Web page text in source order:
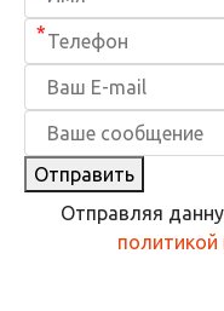
*
Отправить
Отправляя